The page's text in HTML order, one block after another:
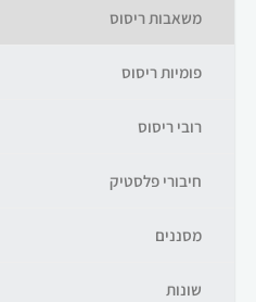
משאבות ריסוס
פומיות ריסוס
רובי ריסוס
חיבורי פלסטיק
מסננים
שונות